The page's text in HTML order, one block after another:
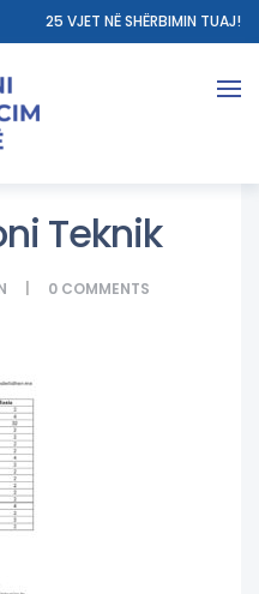
25 VJET NË SHËRBIMIN TUAJ!
Teknik
0 COMMENTS